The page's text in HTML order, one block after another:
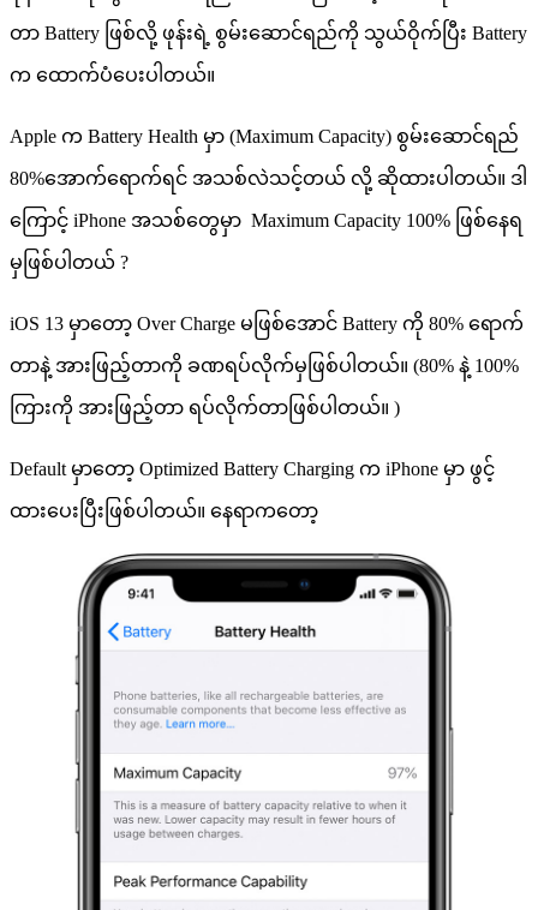
တာ Battery ဖြစ်လို့ ဖုန်းရဲ့ စွမ်းဆောင်ရည်ကို သွယ်ဝိုက်ပြီး Battery
က ထောက်ပံပေးပါတယ်။
Apple က Battery Health မှာ ​(Maximum Capacity) စွမ်းဆောင်ရည်
80%အောက်ရောက်ရင် အသစ်လဲသင့်တယ် လို့ ဆိုထားပါတယ်။ ဒါ
ကြောင့် iPhone အသစ်တွေမှာ ​ Maximum Capacity 100% ဖြစ်နေရ
မှဖြစ်ပါတယ် ?
iOS 13 မှာတော့ Over Charge မဖြစ်အောင် Battery ကို 80% ရောက်
တာနဲ့ အားဖြည့်တာကို ခဏရပ်လိုက်မှဖြစ်ပါတယ်။ (80% နဲ့ 100%
ကြားကို အားဖြည့်တာ ရပ်လိုက်တာဖြစ်ပါတယ်။ )
Default မှာတော့ Optimized Battery Charging က iPhone မှာ ဖွင့်
ထားပေးပြီးဖြစ်ပါတယ်။ နေရာကတော့